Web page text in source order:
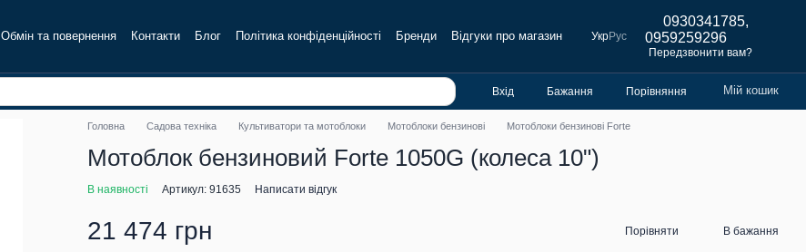
Обмін та повернення Контакти Блог Політика конфіденційності Бренди Відгуки про магазин УкрРус
0930341785,
0959259296
Передзвонити вам?
Вхід Бажання Порівняння Мій кошик
Головна Садова техніка Культиватори та мотоблоки Мотоблоки бензинові Мотоблоки бензинові Forte
Мотоблок бензиновий Forte 1050G (колеса 10")
В наявності Артикул: 91635 Написати відгук
21 474 грн Порівняти В бажання